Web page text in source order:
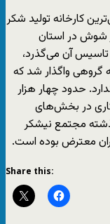
کارخانه تولید شکر
کیلومتری شهر شوش در استان
آن می‌گذرد،
به گروهی واگذار شد که
حدود چهار هزار
در بخش‌های
مجتمع نیشکر
معترض بوده است.
Share this: